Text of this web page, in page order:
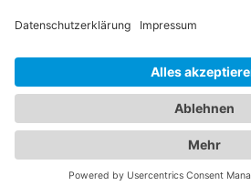
von Kindern aller Altersgruppen.
Branchenportal bietet Ihnen
Informationen zu Augenärzten
Ihrer Region. Sie können Profile
Qualifikationen,
und Standorte erfahren sowie
anderen Patienten lesen. Auf
Sie die bestmögliche